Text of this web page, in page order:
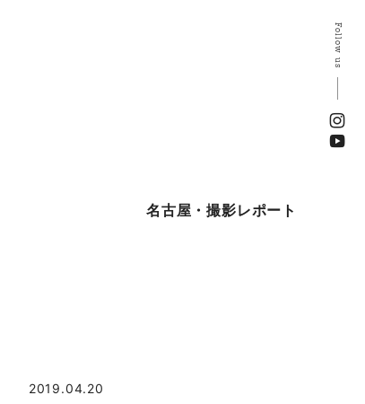
名古屋・撮影レポート
Follow us
2019.04.20